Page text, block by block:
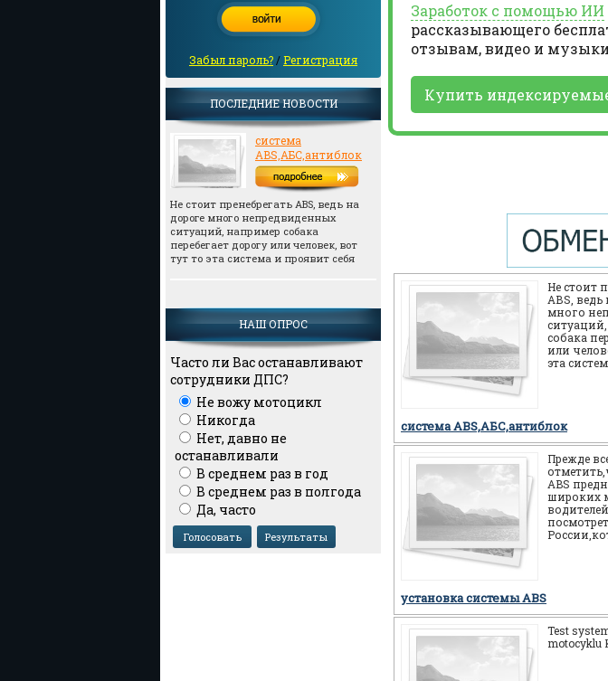
Забыл пароль? /Регистрация
ПОСЛЕДНИЕ НОВОСТИ
система
ABS,АБС,антиблок
Не стоит пренебрегать АВS, ведь на
дороге много непредвиденных
ситуаций, например собака
перебегает дорогу или человек, вот
тут то эта система и проявит себя
НАШ ОПРОС
Часто ли Вас останавливают
сотрудники ДПС?
Не вожу мотоцикл
Никогда
Нет, давно не
останавливали
В среднем раз в год
В среднем раз в полгода
Да, часто
Заработок с помощью ИИ
рассказывающего
отзывам, видео и
Купить
Не стоит
АВS, ведь
много
собака
или
эта
система ABS,АБС,антиблок
Прежде
ABS
широких
установка системы ABS
Test
motocyklu